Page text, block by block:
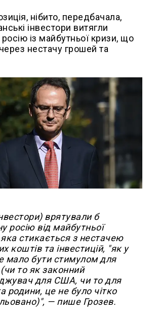
нібито, передбачала,
інвестори витягли
із майбутньої кризи, що
нестачу грошей та
врятували б
росію від майбутньої
яка стикається з нестачею
коштів та інвестицій, "як у
мало бути стимулом для
то як законний
для США, чи то для
родини, це не було чітко
— пише Грозев.